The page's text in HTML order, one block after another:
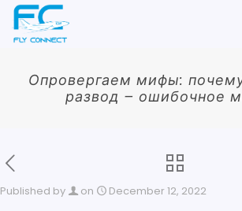
Опровергаем мифы:
развод – ошибочное
Published by on December 12, 2022